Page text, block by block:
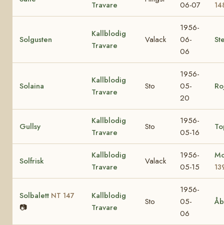
Travare 06-07
Solgusten
Kallblodig
Travare
Valack
1956-
06-
06
Solaina
Kallblodig
Travare
Sto
1956-
05-
20
Gullsy
Kallblodig
Travare
Sto
1956-
05-16
Solfrisk
Kallblodig
Travare
Valack
1956-
05-15
Solbalett NT 147
📷
Kallblodig
Travare
Sto
1956-
05-
06